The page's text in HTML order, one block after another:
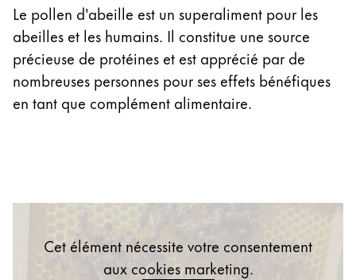
Le pollen d'abeille est un superaliment pour les
abeilles et les humains. Il constitue une source
précieuse de protéines et est apprécié par de
nombreuses personnes pour ses effets bénéfiques
en tant que complément alimentaire.
Cet élément nécessite votre consentement
aux cookies marketing.